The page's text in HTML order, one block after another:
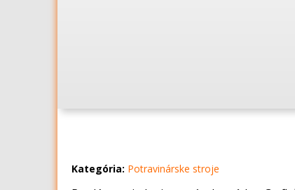
Kategória: Potravinárske stroje